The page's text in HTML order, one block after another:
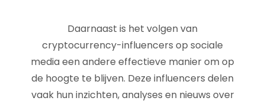
Daarnaast is het volgen van
cryptocurrency-influencers op sociale
media een andere effectieve manier om op
de hoogte te blijven. Deze influencers delen
vaak hun inzichten, analyses en nieuws over